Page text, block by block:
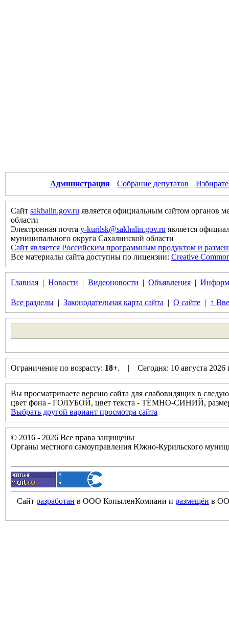
Администрация Собрание депутатов
Сайт sakhalin.gov.ru является официальным сайтом органов
области
Электронная почта y-kurilsk@sakhalin.gov.ru является
муниципального округа Сахалинской области
Сайт является Российским программным продуктом и
Все материалы сайта доступны по лицензии: Creative
Главная | Новости | Видеоновости | Объявления |
Все разделы | Законодательная карта сайта | О сайте | ↑
Ограничение по возрасту: 18+. | Сегодня: 10 августа
Вы просматриваете версию сайта для слабовидящих в
цвет фона - ГОЛУБОЙ, цвет текста - ТЁМНО-СИНИЙ,
Выбрать другой вариант просмотра сайта
© 2016 - 2026 Все права защищены
Органы местного самоуправления Южно-Курильского
Сайт разработан в ООО КопыленКомпани и размещён в